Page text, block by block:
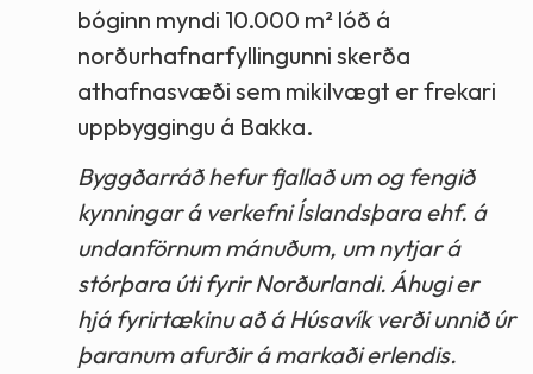
bóginn myndi 10.000 m² lóð á
norðurhafnarfyllingunni skerða
athafnasvæði sem mikilvægt er frekari
uppbyggingu á Bakka.
Byggðarráð hefur fjallað um og fengið
kynningar á verkefni Íslandsþara ehf. á
undanförnum mánuðum, um nytjar á
stórþara úti fyrir Norðurlandi. Áhugi er
hjá fyrirtækinu að á Húsavík verði unnið úr
þaranum afurðir á markaði erlendis.